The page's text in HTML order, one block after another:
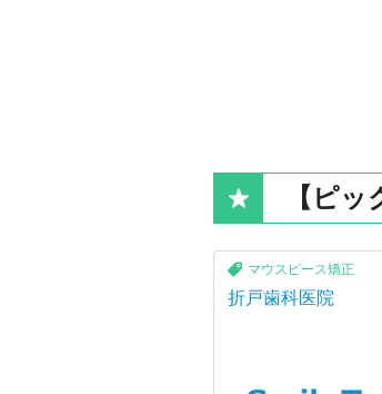
【ピ
マウスピース矯正
折戸歯科医院